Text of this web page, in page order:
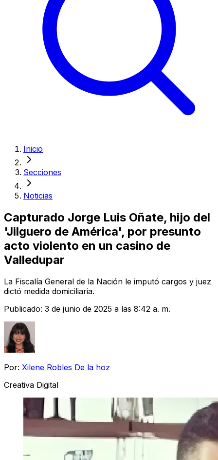
Inicio
Secciones
Noticias
Capturado Jorge Luis Oñate, hijo del
'Jilguero de América', por presunto
acto violento en un casino de
Valledupar
La Fiscalía General de la Nación le imputó cargos y juez
dictó medida domiciliaria.
Publicado: 3 de junio de 2025 a las 8:42 a. m.
Por: Xilene Robles De la hoz
Creativa Digital